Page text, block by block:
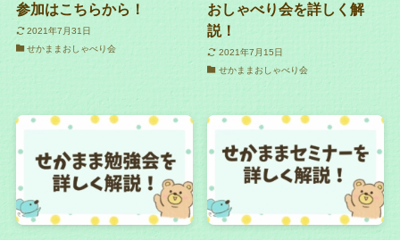
参加はこちらから！
2021年7月31日
せかままおしゃべり会
おしゃべり会を詳しく解
説！
2021年7月15日
せかままおしゃべり会